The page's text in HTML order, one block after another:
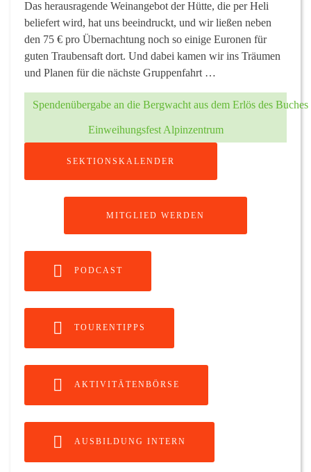
Das herausragende Weinangebot der Hütte, die per Heli
beliefert wird, hat uns beeindruckt, und wir ließen neben
den 75 € pro Übernachtung noch so einige Euronen für
guten Traubensaft dort. Und dabei kamen wir ins Träumen
und Planen für die nächste Gruppenfahrt …
Spendenübergabe an die Bergwacht aus dem Erlös des
Einweihungsfest Alpinzentrum
SEKTIONSKALENDER
MITGLIED WERDEN
PODCAST
TOURENTIPPS
AKTIVITÄTENBÖRSE
AUSBILDUNG INTERN